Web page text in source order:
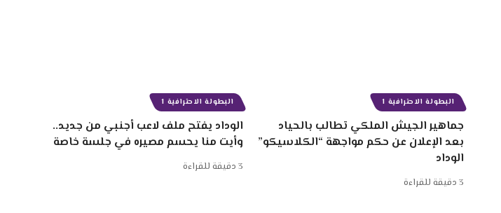
البطولة الاحترافية 1
جماهير الجيش الملكي تطالب بالحياد
بعد الإعلان عن حكم مواجهة “الكلاسيكو”
الوداد
3 دقيقة للقراءة
البطولة الاحترافية 1
الوداد يفتح ملف لاعب أجنبي من جديد..
وأيت منا يحسم مصيره في جلسة خاصة
3 دقيقة للقراءة